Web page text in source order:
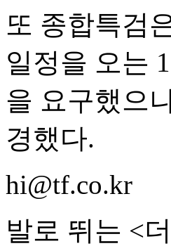
또 종합특검
일정을 오는
을 요구했으
경했다.
hi@tf.co.kr
발로 뛰는 <